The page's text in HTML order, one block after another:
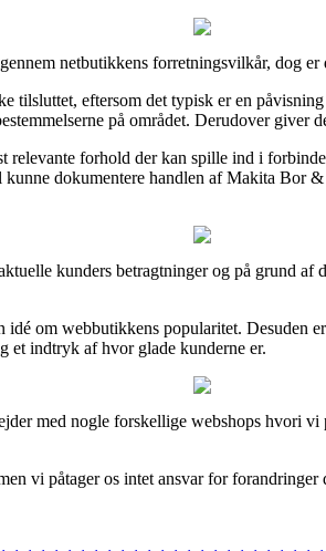
netbutikkens forretningsvilkår, dog
eftersom det typisk er en
på området. Derudover
forhold der kan spille ind i
dokumentere handlen af Makita
kunders betragtninger og på grund
om webbutikkens popularitet. Desuden
et indtryk af hvor glade kunderne er.
med nogle forskellige webshops hvori
vi påtager os intet ansvar for